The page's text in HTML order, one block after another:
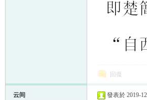
回復
云间 發表於 2019-